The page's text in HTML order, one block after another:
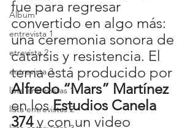
Álbum
entrevista 1
etrevista 2
entrevista 3
lista entrevistas 1
lista entrevistas 2
fue para regresar
convertido en algo más:
una ceremonia sonora de
catarsis y resistencia. El
tema está producido por
Alfredo “Mars” Martínez
en los Estudios Canela
374 y con un video